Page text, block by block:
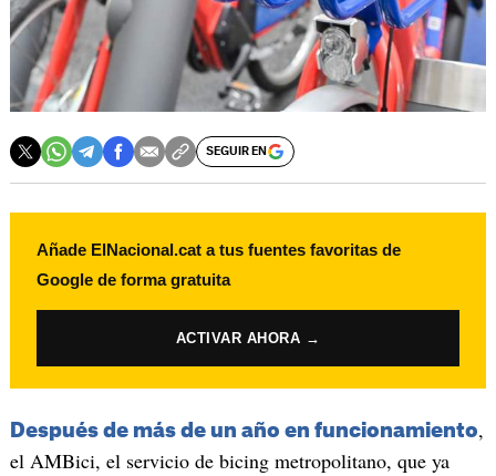
SEGUIR EN
Añade ElNacional.cat a tus fuentes favoritas de
Google de forma gratuita
ACTIVAR AHORA →
Después de más de un año en funcionamiento,
el AMBici, el servicio de bicing metropolitano, que ya